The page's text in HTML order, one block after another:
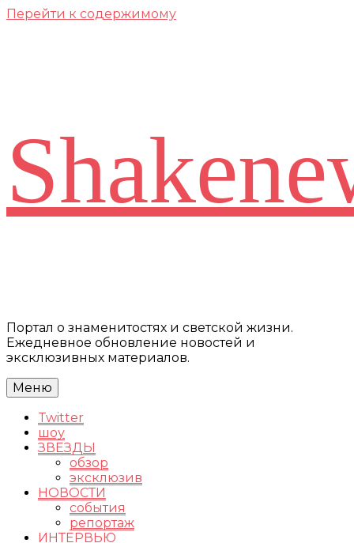
Перейти к содержимому
Портал о знаменитостях и светской жизни.
Ежедневное обновление новостей и
эксклюзивных материалов.
Меню
Twitter
шоу
ЗВЕЗДЫ
обзор
эксклюзив
НОВОСТИ
события
репортаж
ИНТЕРВЬЮ